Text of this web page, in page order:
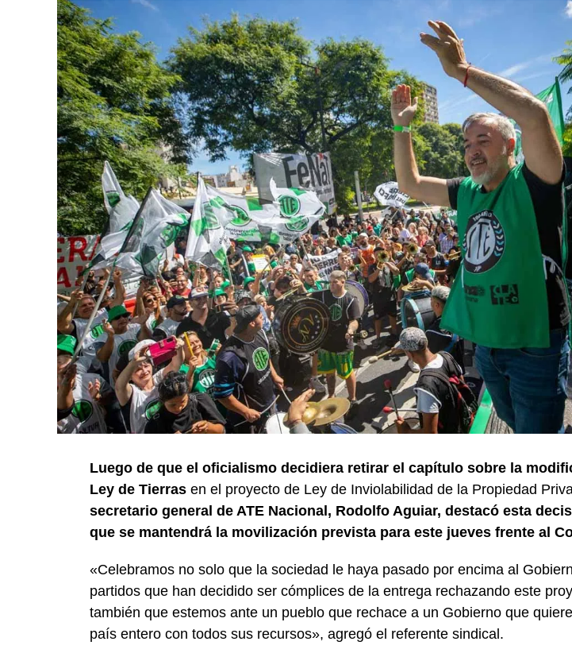
Luego de que el oficialismo decidiera retirar el capítulo sobre la
Ley de Tierras en el proyecto de Ley de Inviolabilidad de la Propiedad
secretario general de ATE Nacional, Rodolfo Aguiar, destacó esta
que se mantendrá la movilización prevista para este jueves frente al
«Celebramos no solo que la sociedad le haya pasado por encima al
partidos que han decidido ser cómplices de la entrega rechazando este
también que estemos ante un pueblo que rechace a un Gobierno que
país entero con todos sus recursos», agregó el referente sindical.